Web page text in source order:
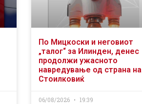
По Мицкоски и неговиот
„талог“ за Илинден, денес
продолжи ужасното
навредување од страна на
Стоилковиќ
06/08/2026 19:39